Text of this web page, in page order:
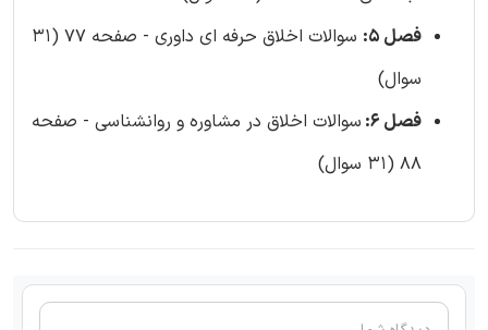
فصل 5:
سوالات اخلاق حرفه ای داوری - صفحه 77 (31
سوال)
فصل 6:
سوالات اخلاق در مشاوره و روانشناسی - صفحه
88 (31 سوال)